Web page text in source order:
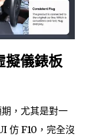
儀錶板
，尤其是對一
仿 F10，完全沒